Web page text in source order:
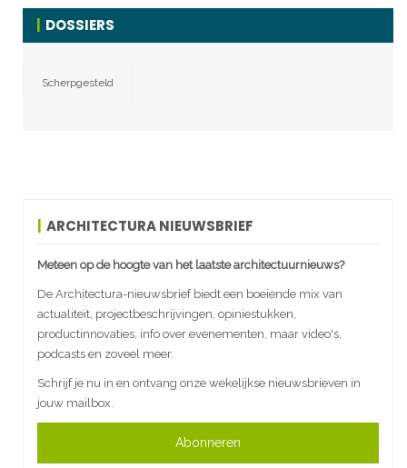
DOSSIERS
Scherpgesteld
ARCHITECTURA NIEUWSBRIEF
Meteen op de hoogte van het laatste architectuurnieuws?
De Architectura-nieuwsbrief biedt een boeiende mix van
actualiteit, projectbeschrijvingen, opiniestukken,
productinnovaties, info over evenementen, maar video's,
podcasts en zoveel meer.
Schrijf je nu in en ontvang onze wekelijkse nieuwsbrieven in
jouw mailbox.
Abonneren